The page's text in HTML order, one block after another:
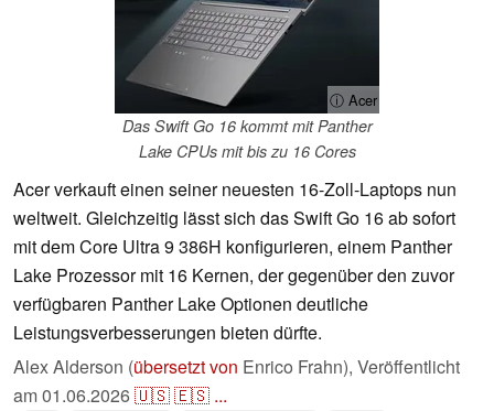
ⓘ Acer
Das Swift Go 16 kommt mit Panther
Lake CPUs mit bis zu 16 Cores
Acer verkauft einen seiner neuesten 16-Zoll-Laptops nun
weltweit. Gleichzeitig lässt sich das Swift Go 16 ab sofort
mit dem Core Ultra 9 386H konfigurieren, einem Panther
Lake Prozessor mit 16 Kernen, der gegenüber den zuvor
verfügbaren Panther Lake Optionen deutliche
Leistungsverbesserungen bieten dürfte.
Alex Alderson (übersetzt von Enrico Frahn), Veröffentlicht
am01.06.2026🇺🇸🇪🇸 ...